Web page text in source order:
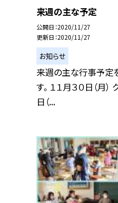
来週の主な予定
公開日 2020/11/27
更新日 2020/11/27
お知らせ
来週の主な行事予定
す。 １１月３０日（月）
日（...